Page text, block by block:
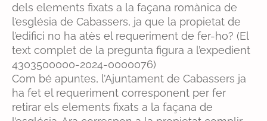
dels elements fixats a la façana romànica de
l’església de Cabassers, ja que la propietat de
l’edifici no ha atès el requeriment de fer-ho? (El
text complet de la pregunta figura a l’expedient
4303500000-2024-0000076)
Com bé apuntes, l’Ajuntament de Cabassers ja
ha fet el requeriment corresponent per fer
retirar els elements fixats a la façana de